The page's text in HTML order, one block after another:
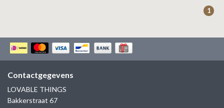
KAPTEN & SON
1
Contactgegevens
LOVABLE THINGS
Bakkerstraat 67